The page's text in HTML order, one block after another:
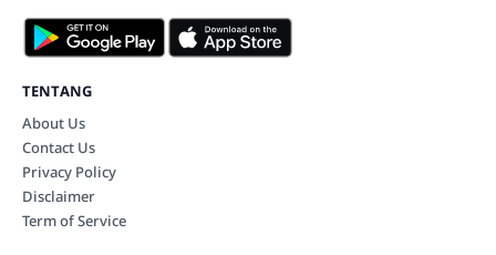
TENTANG
About Us
Contact Us
Privacy Policy
Disclaimer
Term of Service